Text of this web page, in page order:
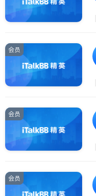
会员
会员
会员